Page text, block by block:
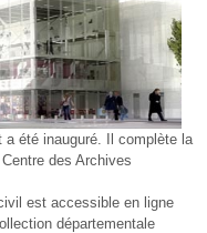
a été inauguré. Il complète la
des Archives
est accessible en ligne
départementale